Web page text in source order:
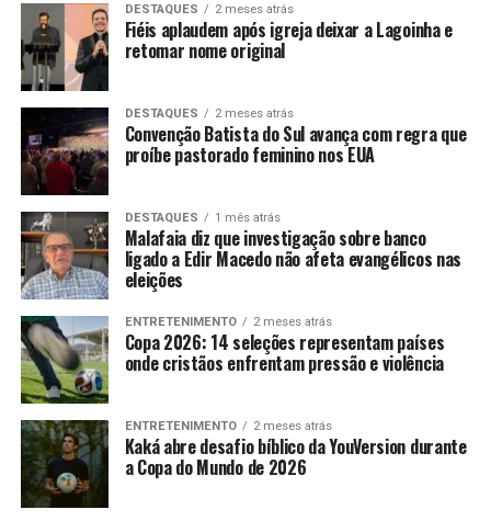
DESTAQUES 2 meses atrás
Fiéis aplaudem após igreja deixar a Lagoinha e
retomar nome original
DESTAQUES 2 meses atrás
Convenção Batista do Sul avança com regra que
proíbe pastorado feminino nos EUA
DESTAQUES 1 mês atrás
Malafaia diz que investigação sobre banco
ligado a Edir Macedo não afeta evangélicos nas
eleições
ENTRETENIMENTO 2 meses atrás
Copa 2026: 14 seleções representam países
onde cristãos enfrentam pressão e violência
ENTRETENIMENTO 2 meses atrás
Kaká abre desafio bíblico da YouVersion durante
a Copa do Mundo de 2026